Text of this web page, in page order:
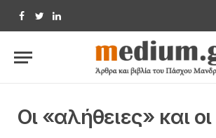
Facebook
TwitterLinkedIn
Οι «αλήθειες» και